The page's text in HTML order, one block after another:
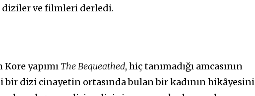
ve filmleri derledi.
yapımı The Bequeathed, hiç tanımadığı amcasının
dizi cinayetin ortasında bulan bir kadının hikâyesini